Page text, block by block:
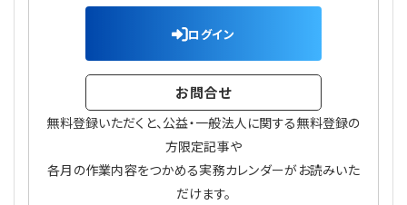
【連載】非営利法人AtoZei
【連載】労務管理の歩き方
【連載】AI活用のすすめ
【連載】IT実務一問一答
ログイン
お問合せ
無料登録いただくと、公益・一般法人に関する無料登録の
方限定記事や
各月の作業内容をつかめる実務カレンダーがお読みいた
だけます。